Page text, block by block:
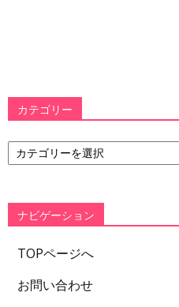
カテゴリー
カ
テ
ー
ナビゲーション
TOPページへ
お問い合わせ